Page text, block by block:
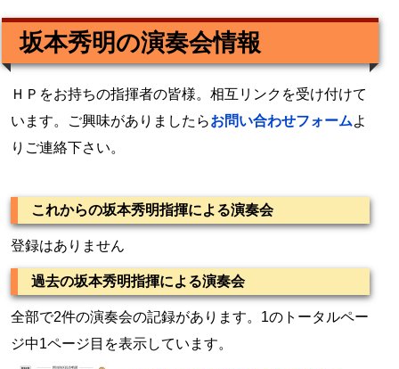
坂本秀明の演奏会情報
ＨＰをお持ちの指揮者の皆様。相互リンクを受け付けて
います。ご興味がありましたらお問い合わせフォームよ
りご連絡下さい。
これからの坂本秀明指揮による演奏会
登録はありません
過去の坂本秀明指揮による演奏会
全部で2件の演奏会の記録があります。1のトータルペー
ジ中1ページ目を表示しています。